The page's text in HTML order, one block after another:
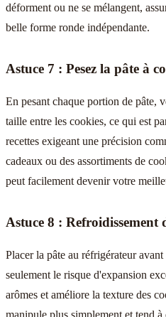
déforment ou ne se mélangent,
belle forme ronde indépendante.
Astuce 7 : Pesez la pâte à
En pesant chaque portion de pâte,
taille entre les cookies, ce qui est
recettes exigeant une précision
cadeaux ou des assortiments de
peut facilement devenir votre
Astuce 8 : Refroidissement
Placer la pâte au réfrigérateur
seulement le risque d'expansion
arômes et améliore la texture des